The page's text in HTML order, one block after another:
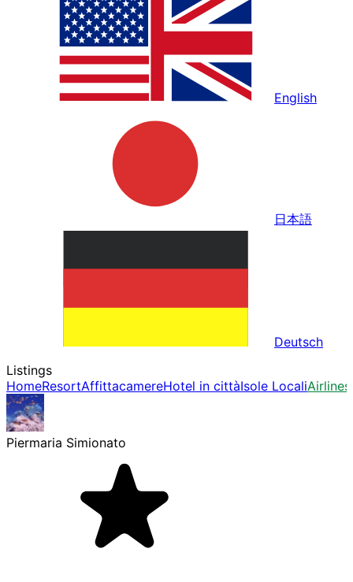
English
日本語
Deutsch
Listings
HomeResortAffittacamereHotel in cittàIsole LocaliAirlines
Piermaria Simionato